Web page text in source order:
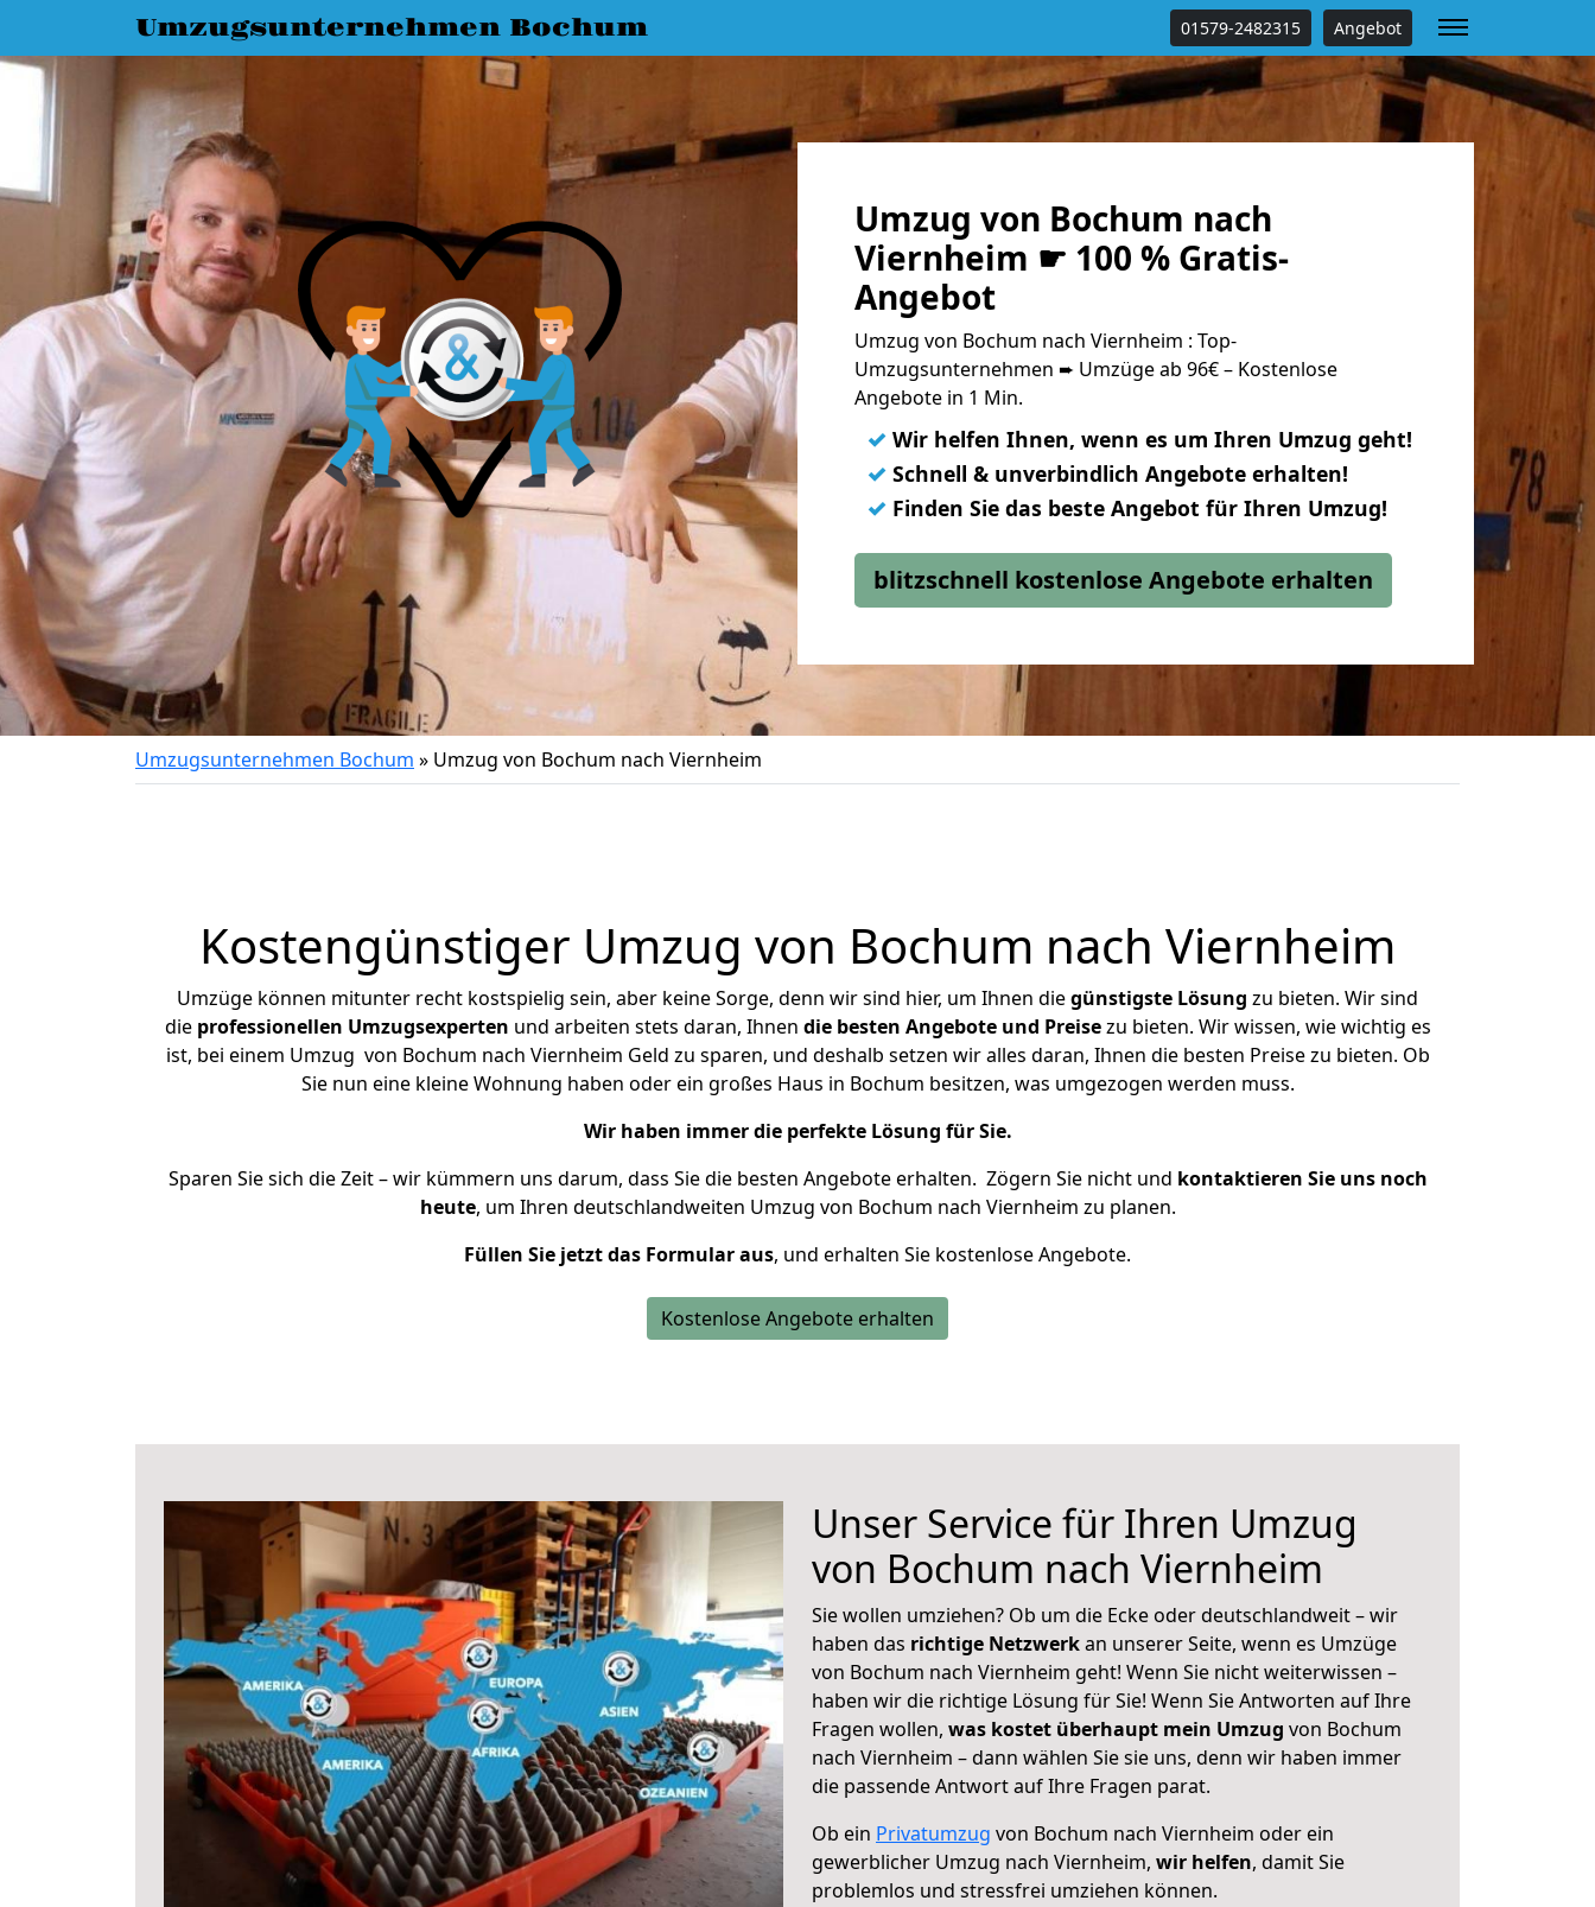
Umzugsunternehmen Bochum 01579-2482315 Angebot
Umzug von Bochum nach
Viernheim ☛ 100 % Gratis-
Angebot
Umzug von Bochum nach Viernheim : Top-
Umzugsunternehmen ➨ Umzüge ab 96€ – Kostenlose
Angebote in 1 Min.
✓ Wir helfen Ihnen, wenn es um Ihren Umzug geht!
✓ Schnell & unverbindlich Angebote erhalten!
✓ Finden Sie das beste Angebot für Ihren Umzug!
blitzschnell kostenlose Angebote erhalten
Umzugsunternehmen Bochum » Umzug von Bochum nach Viernheim
Kostengünstiger Umzug von Bochum nach Viernheim
Umzüge können mitunter recht kostspielig sein, aber keine Sorge, denn wir sind hier, um Ihnen diegünstigste Lösung zu bieten. Wir sind
die professionellen Umzugsexperten und arbeiten stets daran, Ihnen die besten Angebote und Preisezu bieten. Wir wissen, wie wichtig es
ist, bei einem Umzug von Bochum nach Viernheim Geld zu sparen, und deshalb setzen wir alles daran, Ihnen die besten Preise zu bieten. Ob
Sie nun eine kleine Wohnung haben oder ein großes Haus in Bochum besitzen, was umgezogen werden muss.
Wir haben immer die perfekte Lösung für Sie.
Sparen Sie sich die Zeit – wir kümmern uns darum, dass Sie die besten Angebote erhalten. Zögern Sie nicht und kontaktieren Sie uns noch
heute, um Ihren deutschlandweiten Umzug von Bochum nach Viernheim zu planen.
Füllen Sie jetzt das Formular aus, und erhalten Sie kostenlose Angebote.
Kostenlose Angebote erhalten
Unser Service für Ihren Umzug
von Bochum nach Viernheim
Sie wollen umziehen? Ob um die Ecke oder deutschlandweit – wir
haben das richtige Netzwerkan unserer Seite, wenn es Umzüge
von Bochum nach Viernheim geht! Wenn Sie nicht weiterwissen –
haben wir die richtige Lösung für Sie! Wenn Sie Antworten auf Ihre
Fragen wollen, was kostet überhaupt mein Umzug von Bochum
nach Viernheim – dann wählen Sie sie uns, denn wir haben immer
die passende Antwort auf Ihre Fragen parat.
Ob ein Privatumzug von Bochum nach Viernheim oder ein
gewerblicher Umzug nach Viernheim, wir helfen, damit Sie
problemlos und stressfrei umziehen können.